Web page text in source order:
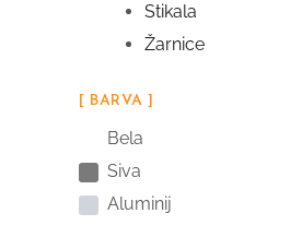
Stikala
Žarnice
[ BARVA ]
Bela
Siva
Aluminij